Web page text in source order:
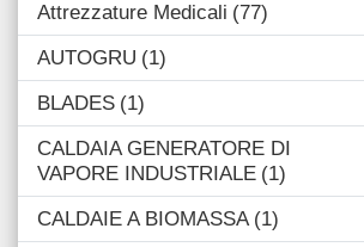
Attrezzature Medicali 77
AUTOGRU
1
BLADES 1
CALDAIA GENERATORE DI
VAPORE INDUSTRIALE 1
CALDAIE A BIOMASSA 1